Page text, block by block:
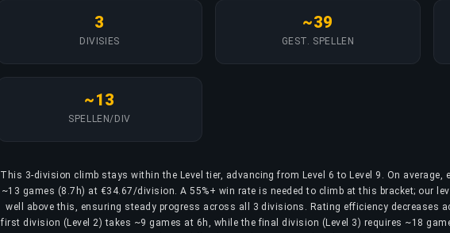
3
DIVISIES
~39
GEST. SPELLEN
~13
SPELLEN/DIV
This 3-division climb stays within the Level tier, advancing from Level 6 to Level 9. On average,
~13 games (8.7h) at €34.67/division. A 55%+ win rate is needed to climb at this bracket; our
well above this, ensuring steady progress across all 3 divisions. Rating efficiency decreases
first division (Level 2) takes ~9 games at 6h, while the final division (Level 3) requires ~18